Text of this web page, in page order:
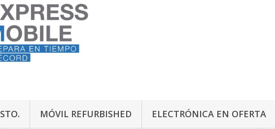
MÓVIL REFURBISHED ELECTRÓNICA EN OFERTA